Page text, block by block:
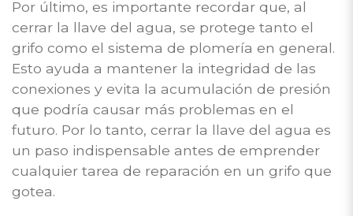
Por último, es importante recordar que, al
cerrar la llave del agua, se protege tanto el
grifo como el sistema de plomería en general.
Esto ayuda a mantener la integridad de las
conexiones y evita la acumulación de presión
que podría causar más problemas en el
futuro. Por lo tanto, cerrar la llave del agua es
un paso indispensable antes de emprender
cualquier tarea de reparación en un grifo que
gotea.